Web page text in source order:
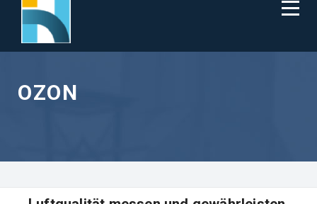
OZON